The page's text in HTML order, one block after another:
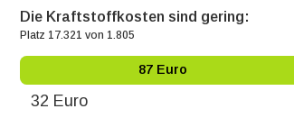
Die Kraftstoffkosten sind gering:
Platz 17.321 von 1.805
87 Euro
32 Euro